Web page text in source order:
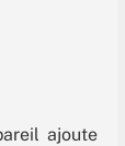
ajoute